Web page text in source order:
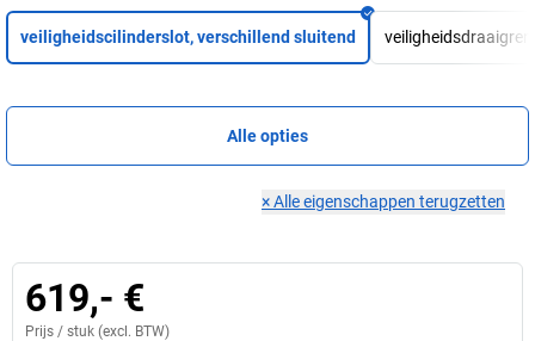
veiligheidscilinderslot, verschillend sluitend
Alle opties
×Alle eigenschappen terugzetten
619,- €
Prijs / stuk (excl. BTW)